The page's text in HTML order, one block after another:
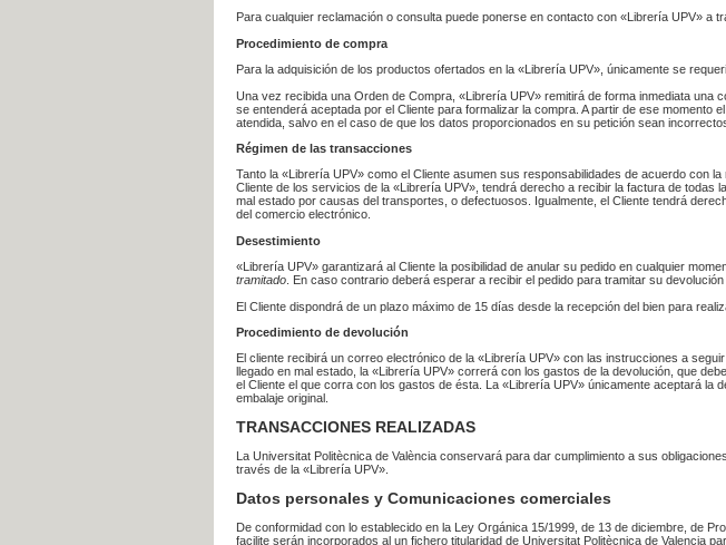
Para cualquier reclamación o consulta puede ponerse en contacto con «Librería UPV» a
Procedimiento de compra
Para la adquisición de los productos ofertados en la «Librería UPV», únicamente se
Una vez recibida una Orden de Compra, «Librería UPV» remitirá de forma inmediata
se entenderá aceptada por el Cliente para formalizar la compra. A partir de ese
atendida, salvo en el caso de que los datos proporcionados en su petición sean
Régimen de las transacciones
Tanto la «Librería UPV» como el Cliente asumen sus responsabilidades de acuerdo con
Cliente de los servicios de la «Librería UPV», tendrá derecho a recibir la factura de
mal estado por causas del transportes, o defectuosos. Igualmente, el Cliente tendrá
del comercio electrónico.
Desestimiento
«Librería UPV» garantizará al Cliente la posibilidad de anular su pedido en cualquier
tramitado . En caso contrario deberá esperar a recibir el pedido para tramitar su
El Cliente dispondrá de un plazo máximo de 15 días desde la recepción del bien para
Procedimiento de devolución
El cliente recibirá un correo electrónico de la «Librería UPV» con las instrucciones a
llegado en mal estado, la «Librería UPV» correrá con los gastos de la devolución, que
el Cliente el que corra con los gastos de ésta. La «Librería UPV» únicamente aceptará
embalaje original.
TRANSACCIONES REALIZADAS
La Universitat Politècnica de València conservará para dar cumplimiento a sus
través de la «Librería UPV».
Datos personales y Comunicaciones comerciales
De conformidad con lo establecido en la Ley Orgánica 15/1999, de 13 de diciembre, de
facilite serán incorporados al un fichero titularidad de Universitat Politècnica de Valencia